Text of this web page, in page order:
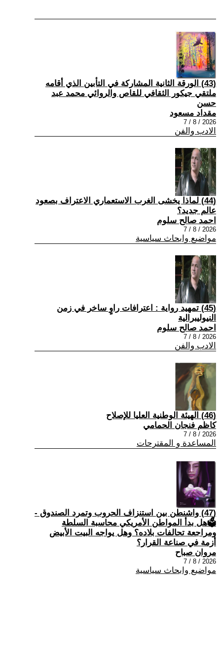
(43) الورقة الثانية المشاركة في التأبين الذي أقامه
ملتقي جيكور الثقافي للقاص والروائي محمد عبد
حسن
مقداد مسعود
2026 / 8 / 7
الادب والفن
(44) لماذا يخشى الغرب الاستعماري الاعتراف بصعود
عالم جديد؟
احمد صالح سلوم
2026 / 8 / 7
مواضيع وابحاث سياسية
(45) تمهيد رواية : اعترافات راوٍ ساخر في زمن
النيوليبرالية
احمد صالح سلوم
2026 / 8 / 7
الادب والفن
(46) الهيئة الوطنية العليا للإصلاح
كاظم فنجان الحمامي
2026 / 8 / 7
المساعدة و المقترحات
(47) واشنطن بين استنزاف الحروب وتمرد الصندوق -
🗳هل بدأ المواطن الأمريكي محاسبة السلطة
ومراجعة تحالفات بلاده؟ وهل يواجه البيت الأبيض
أزمة في صناعة القرار؟
مروان صباح
2026 / 8 / 7
مواضيع وابحاث سياسية